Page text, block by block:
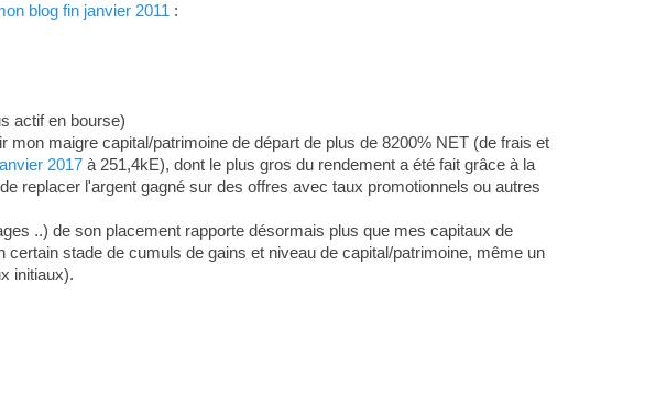
blog fin janvier 2011 :
actif en bourse)
maigre capital/patrimoine de départ de plus de 8200% NET (de frais et
2017à 251,4kE), dont le plus gros du rendement a été fait grâce à la
replacer l'argent gagné sur des offres avec taux promotionnels ou autres
..) de son placement rapporte désormais plus que mes capitaux de
stade de cumuls de gains et niveau de capital/patrimoine, même un
initiaux).